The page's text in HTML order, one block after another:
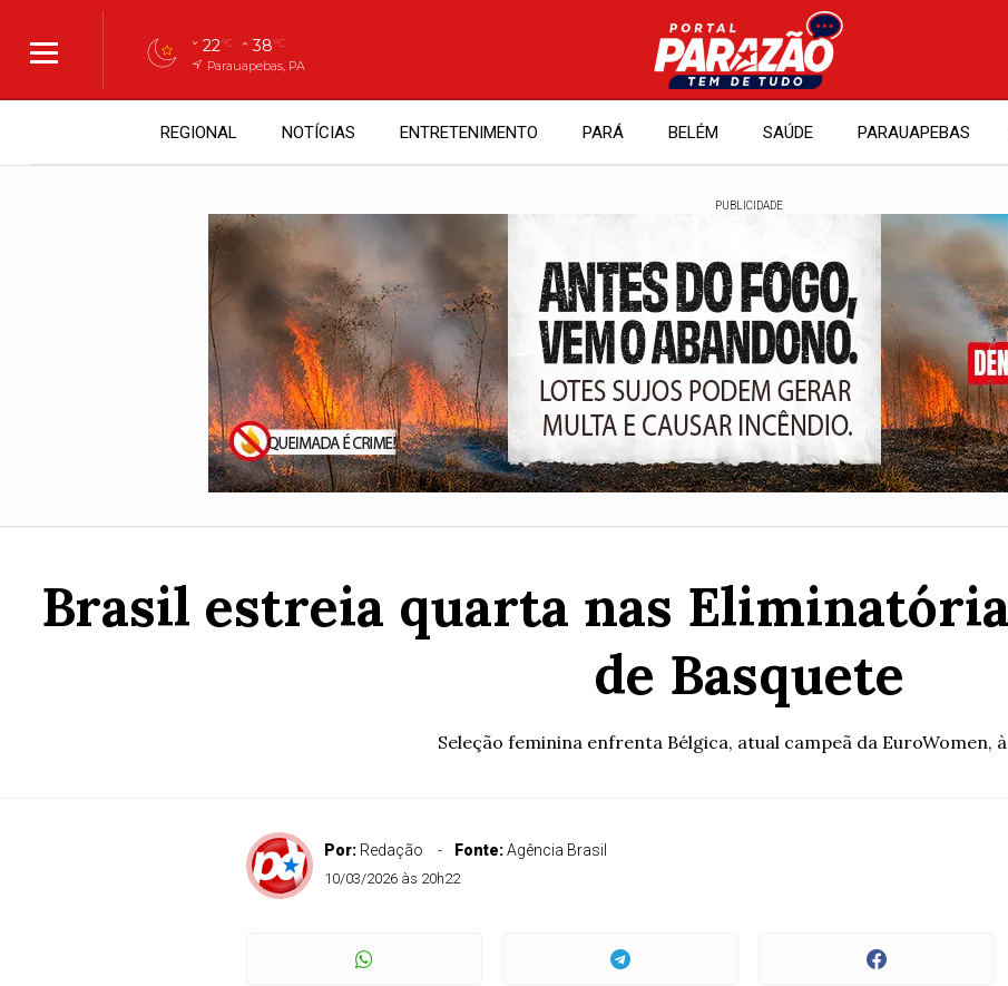
22°C 38°C
Parauapebas, PA
REGIONAL NOTÍCIAS ENTRETENIMENTO PARÁ BELÉM SAÚDE PARAUAPEBAS
PUBLICIDADE
Brasil estreia quarta nas
de Basquete
Seleção feminina enfrenta Bélgica, atual campeã da EuroWomen,
Por: Redação Fonte:Agência Brasil
10/03/2026 às 20h22